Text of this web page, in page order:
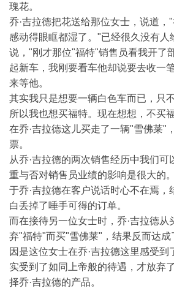
瑰花。
乔·吉拉德把花送给那位女士，说道，
感动得眼眶都湿了。"已经很久没有人
说，"刚才那位"福特"销售员看我开了
起新车，我刚要看车他却说要去收一
来等他。
其实我只是想要一辆白色车而已，只
所以我也想买福特。现在想想，不买
在乔·吉拉德这儿买走了一辆"雪佛莱"
票。
从乔·吉拉德的两次销售经历中我们
重与否对销售员业绩的影响是很大的
于乔·吉拉德在客户说话时心不在焉，
白丢掉了唾手可得的订单。
而在接待另一位女士时，乔·吉拉德从
弃"福特"而买"雪佛莱"，结果反而达
因是这位女士在乔·吉拉德这里感受到
实受到了如同上帝般的待遇，才放弃
择乔·吉拉德的产品。